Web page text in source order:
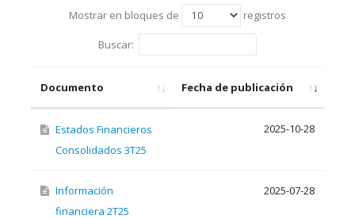
Mostrar en bloques de registros
Buscar:
Documento Fecha de publicación
Estados Financieros
Consolidados 3T25
2025-10-28
Información
financiera 2T25
2025-07-28